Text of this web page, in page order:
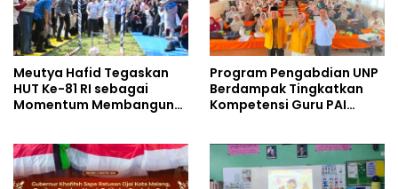
Meutya Hafid Tegaskan
HUT Ke-81 RI sebagai
Momentum Membangun
Program Pengabdian UNP
Berdampak Tingkatkan
Kompetensi Guru PAI